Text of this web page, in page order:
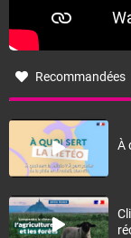
Recommandées
À